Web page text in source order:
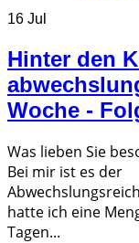
16 Jul
Hinter den
Woche -
Was lieben Sie
Bei mir ist es der
hatte ich eine
Tagen...